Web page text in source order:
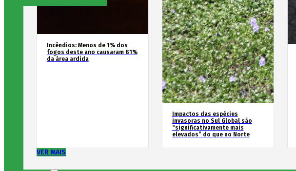
Incêndios: Menos de 1% dos
fogos deste ano causaram 81%
da área ardida
Impactos das espécies
invasoras no Sul Global são
“significativamente mais
elevados” do que no Norte
VER MAIS